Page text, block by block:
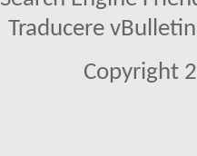
Traducere
Copyright